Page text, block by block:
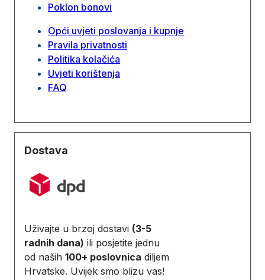
Poklon bonovi
Opći uvjeti poslovanja i kupnje
Pravila privatnosti
Politika kolačića
Uvjeti korištenja
FAQ
Dostava
Uživajte u brzoj dostavi (3-5
radnih dana) ili posjetite jednu
od naših 100+ poslovnica diljem
Hrvatske. Uvijek smo blizu vas!